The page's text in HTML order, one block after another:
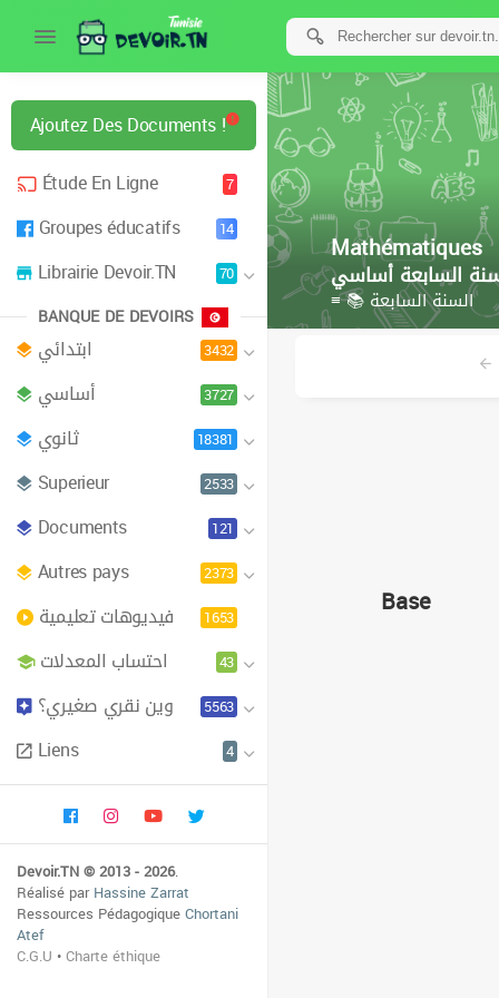
Ajoutez Des Documents !
Étude En Ligne
7
Groupes éducatifs 14
Librairie Devoir.TN 70
BANQUE DE DEVOIRS
ابتدائي 3432
أساسي 3727
ثانوي 18381
Superieur 2533
Documents 121
Autres pays 2373
فيديوهات تعليمية 1653
احتساب المعدلات 43
وين نقري صغيري؟ 5563
Liens 4
Devoir.TN © 2013 - 2026.
Réalisé parHassine Zarrat
Ressources PédagogiqueChortani
Atef
C.G.U •Charte éthique
Mathématiques
السابعة أساسي
≡ 📚 السنة السابعة
Base